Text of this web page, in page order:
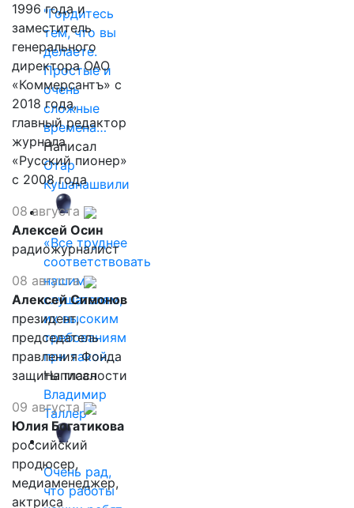
"Гордитесь
тем, что вы
делаете.
Простые и
очень
сложные
времена…
Написал
Отар
Кушанашвили
«Все труднее
соответствовать
нашим
слушателям,
их высоким
требованиям
при такой…
Написал
Владимир
Таллер
Очень рад,
что работы
1996 года и
заместитель
генерального
директора ОАО
«Коммерсантъ» с
2018 года,
главный редактор
журнала
«Русский пионер»
с 2008 года
08 августа
Алексей Осин
радиожурналист
08 августа
Алексей Симонов
президент,
председатель
правления Фонда
защиты гласности
09 августа
Юлия Богатикова
российский
продюсер,
медиаменеджер,
актриса